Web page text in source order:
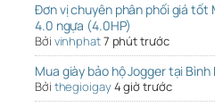
Đơn vị chuyên phân phối giá tốt
4.0 ngựa (4.0HP)
Bởi vinhphat7 phút trước
Mua giày bảo hộ Jogger tại
Bởi thegioigay4 giờ trước